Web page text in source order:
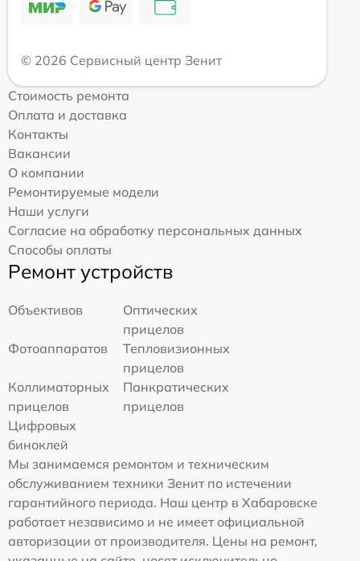
© 2026 Сервисный центр Зенит
Стоимость ремонта
Оплата и доставка
Контакты
Вакансии
О компании
Ремонтируемые модели
Наши услуги
Согласие на обработку персональных данных
Способы оплаты
Ремонт устройств
Объективов
Оптических
прицелов
Фотоаппаратов
Тепловизионных
прицелов
Коллиматорных
прицелов
Панкратических
прицелов
Цифровых
биноклей
Мы занимаемся ремонтом и техническим
обслуживанием техники Зенит по истечении
гарантийного периода. Наш центр в Хабаровске
работает независимо и не имеет официальной
авторизации от производителя. Цены на ремонт,